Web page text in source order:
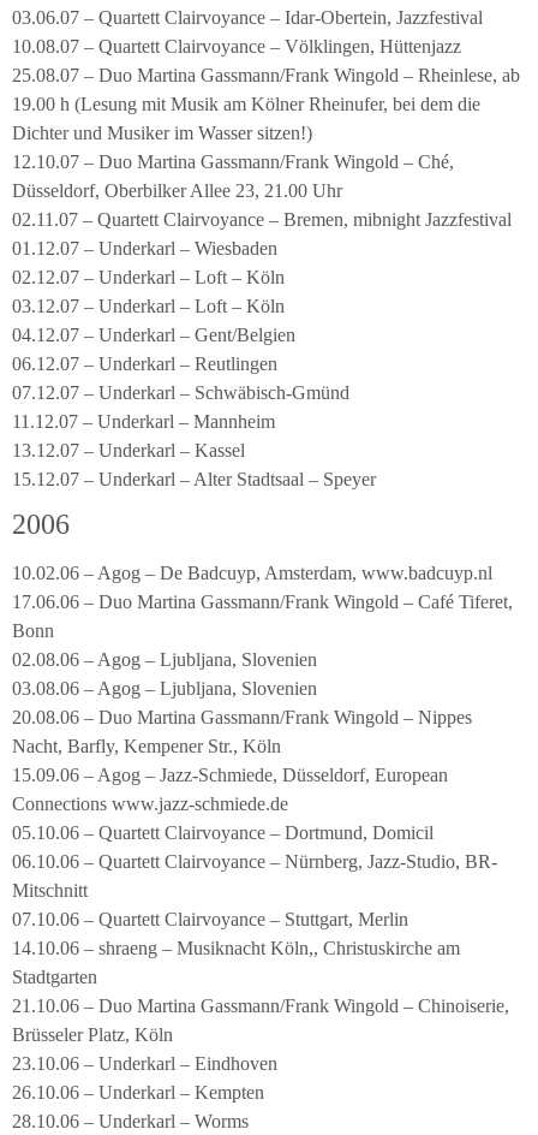
03.06.07 – Quartett Clairvoyance – Idar-Obertein, Jazzfestival
10.08.07 – Quartett Clairvoyance – Völklingen, Hüttenjazz
25.08.07 – Duo Martina Gassmann/Frank Wingold – Rheinlese, ab
19.00 h (Lesung mit Musik am Kölner Rheinufer, bei dem die
Dichter und Musiker im Wasser sitzen!)
12.10.07 – Duo Martina Gassmann/Frank Wingold – Ché,
Düsseldorf, Oberbilker Allee 23, 21.00 Uhr
02.11.07 – Quartett Clairvoyance – Bremen, mibnight Jazzfestival
01.12.07 – Underkarl – Wiesbaden
02.12.07 – Underkarl – Loft – Köln
03.12.07 – Underkarl – Loft – Köln
04.12.07 – Underkarl – Gent/Belgien
06.12.07 – Underkarl – Reutlingen
07.12.07 – Underkarl – Schwäbisch-Gmünd
11.12.07 – Underkarl – Mannheim
13.12.07 – Underkarl – Kassel
15.12.07 – Underkarl – Alter Stadtsaal – Speyer
2006
10.02.06 – Agog – De Badcuyp, Amsterdam, www.badcuyp.nl
17.06.06 – Duo Martina Gassmann/Frank Wingold – Café Tiferet,
Bonn
02.08.06 – Agog – Ljubljana, Slovenien
03.08.06 – Agog – Ljubljana, Slovenien
20.08.06 – Duo Martina Gassmann/Frank Wingold – Nippes
Nacht, Barfly, Kempener Str., Köln
15.09.06 – Agog – Jazz-Schmiede, Düsseldorf, European
Connections www.jazz-schmiede.de
05.10.06 – Quartett Clairvoyance – Dortmund, Domicil
06.10.06 – Quartett Clairvoyance – Nürnberg, Jazz-Studio, BR-
Mitschnitt
07.10.06 – Quartett Clairvoyance – Stuttgart, Merlin
14.10.06 – shraeng – Musiknacht Köln,, Christuskirche am
Stadtgarten
21.10.06 – Duo Martina Gassmann/Frank Wingold – Chinoiserie,
Brüsseler Platz, Köln
23.10.06 – Underkarl – Eindhoven
26.10.06 – Underkarl – Kempten
28.10.06 – Underkarl – Worms